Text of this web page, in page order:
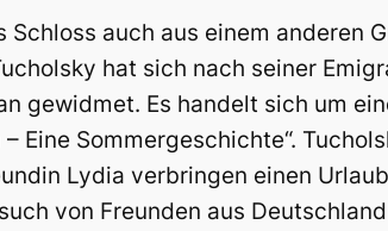
Schloss auch aus einem anderen
hat sich nach seiner
gewidmet. Es handelt sich um
– Eine Sommergeschichte“.
Lydia verbringen einen
von Freunden aus